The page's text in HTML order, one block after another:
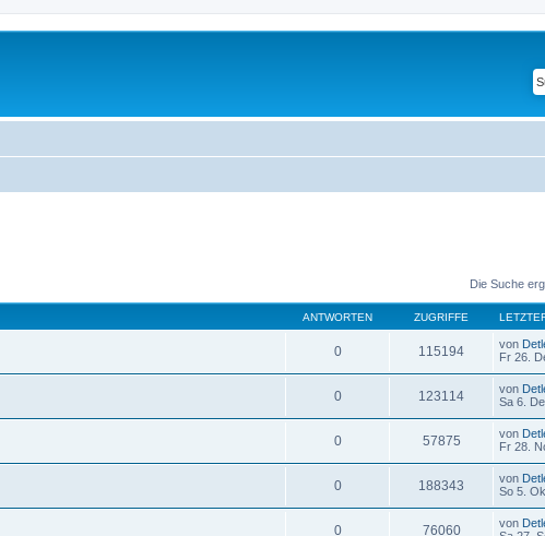
Die Suche
ANTWORTEN ZUGRIFFE
0 115194 von
Fr 26.
0 123114 von
Sa 6.
0 57875 von
Fr 28.
0 188343 von
So 5.
0 76060 von